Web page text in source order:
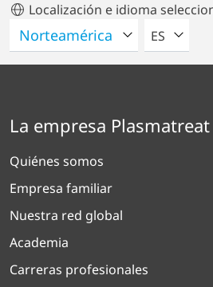
Localización e idioma
POR
ES
La empresa Plasmatreat
Quiénes somos
Empresa familiar
Nuestra red global
Academia
Carreras profesionales